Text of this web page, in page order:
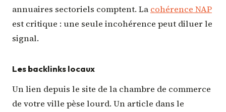
annuaires sectoriels comptent. La cohérence NAP
est critique : une seule incohérence peut diluer le
signal.
Les backlinks locaux
Un lien depuis le site de la chambre de commerce
de votre ville pèse lourd. Un article dans le